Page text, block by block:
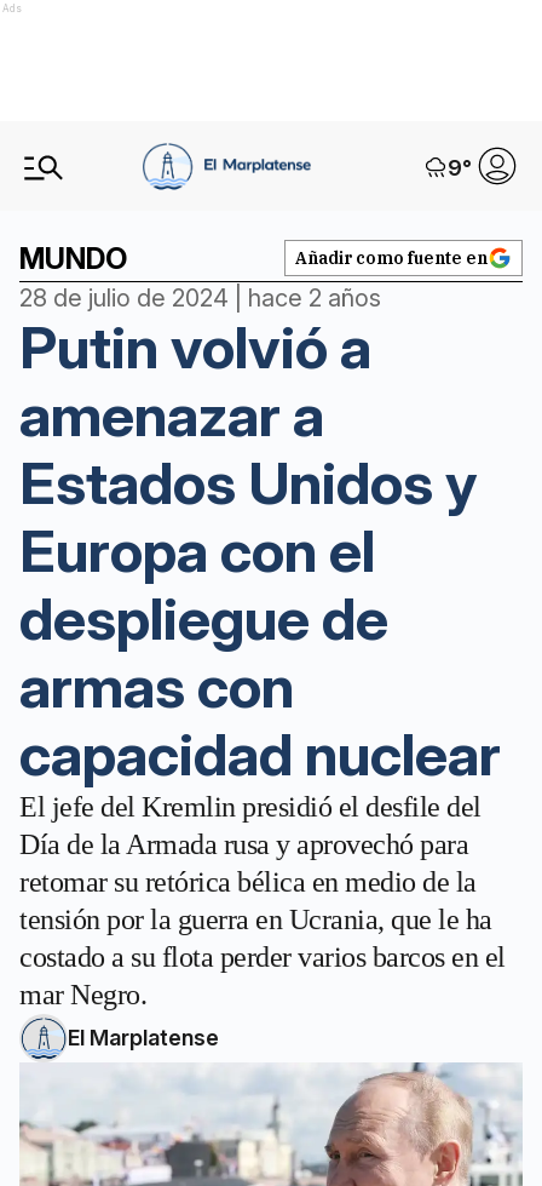
Ads
9°
MUNDO Añadir como fuente en
28 de julio de 2024 | hace 2 años
Putin volvió a
amenazar a
Estados Unidos y
Europa con el
despliegue de
armas con
capacidad nuclear
El jefe del Kremlin presidió el desfile del
Día de la Armada rusa y aprovechó para
retomar su retórica bélica en medio de la
tensión por la guerra en Ucrania, que le ha
costado a su flota perder varios barcos en el
mar Negro.
El Marplatense